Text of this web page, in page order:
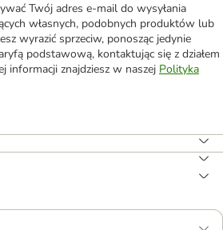
Twój adres e-mail do wysyłania
własnych, podobnych produktów lub
wyrazić sprzeciw, ponosząc jedynie
podstawową, kontaktując się z działem
informacji znajdziesz w naszej Polityka